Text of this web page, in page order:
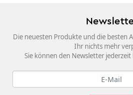
Die neuesten Produkte und die besten
Ihr nichts mehr
Sie können den Newsletter